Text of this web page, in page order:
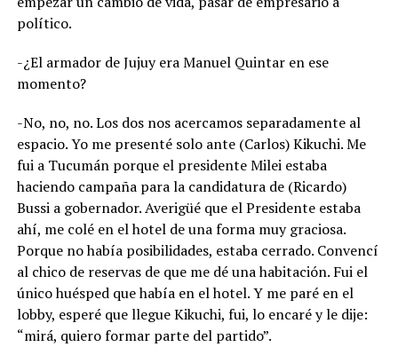
político.
-¿El armador de Jujuy era Manuel Quintar en ese
momento?
-No, no, no. Los dos nos acercamos separadamente al
espacio. Yo me presenté solo ante (Carlos) Kikuchi. Me
fui a Tucumán porque el presidente Milei estaba
haciendo campaña para la candidatura de (Ricardo)
Bussi a gobernador. Averigüé que el Presidente estaba
ahí, me colé en el hotel de una forma muy graciosa.
Porque no había posibilidades, estaba cerrado. Convencí
al chico de reservas de que me dé una habitación. Fui el
único huésped que había en el hotel. Y me paré en el
lobby, esperé que llegue Kikuchi, fui, lo encaré y le dije:
“mirá, quiero formar parte del partido”.